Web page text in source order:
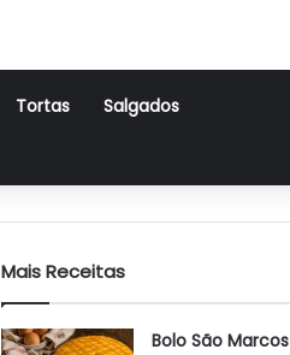
Tortas Salgados
Mais Receitas
Bolo São Marcos